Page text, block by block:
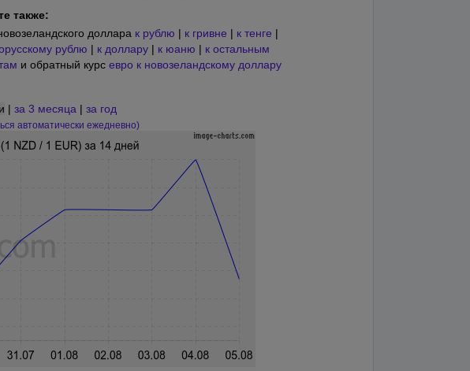
также:
доллара к рублю | к гривне | к тенге |
рублю | к доллару | к юаню | к остальным
и обратный курс евро к новозеландскому доллару
| за 3 месяца | за год
автоматически ежедневно)